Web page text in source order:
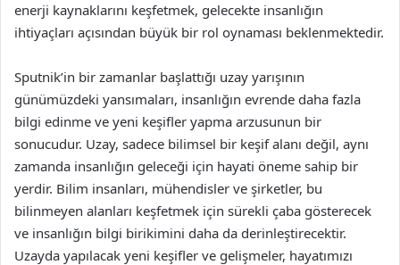
enerji kaynaklarını keşfetmek, gelecekte insanlığın
ihtiyaçları açısından büyük bir rol oynaması beklenmektedir.
Sputnik’in bir zamanlar başlattığı uzay yarışının
günümüzdeki yansımaları, insanlığın evrende daha fazla
bilgi edinme ve yeni keşifler yapma arzusunun bir
sonucudur. Uzay, sadece bilimsel bir keşif alanı değil, aynı
zamanda insanlığın geleceği için hayati öneme sahip bir
yerdir. Bilim insanları, mühendisler ve şirketler, bu
bilinmeyen alanları keşfetmek için sürekli çaba gösterecek
ve insanlığın bilgi birikimini daha da derinleştirecektir.
Uzayda yapılacak yeni keşifler ve gelişmeler, hayatımızı